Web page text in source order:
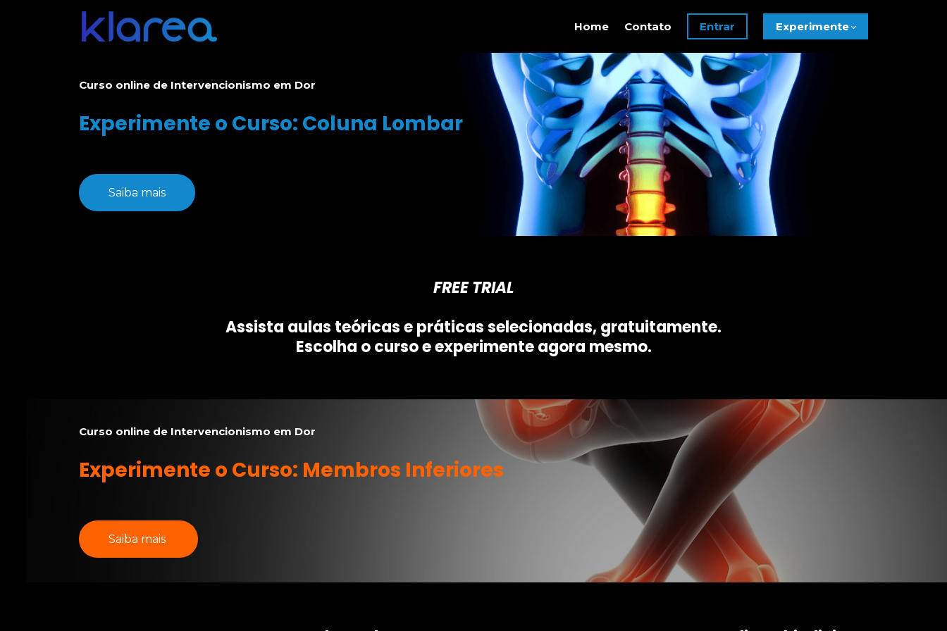
Home Contato Entrar Experimente
Curso online de Intervencionismo em Dor
Experimente o Curso: Coluna Lombar
Saiba mais
FREE TRIAL
Assista aulas teóricas e práticas selecionadas, gratuitamente.
Escolha o curso e experimente agora mesmo.
Curso online de Intervencionismo em Dor
Experimente o Curso: Membros Inferiores
Saiba mais